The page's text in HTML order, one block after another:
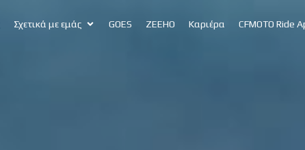
Σχετικά με εμάς GOES ZEEHO Καριέρα CFMOTO Ride